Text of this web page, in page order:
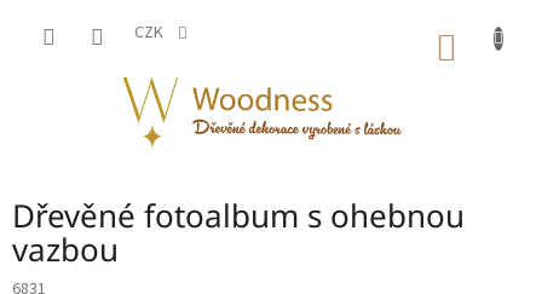
CZK
Dřevěné fotoalbum s ohebnou
vazbou